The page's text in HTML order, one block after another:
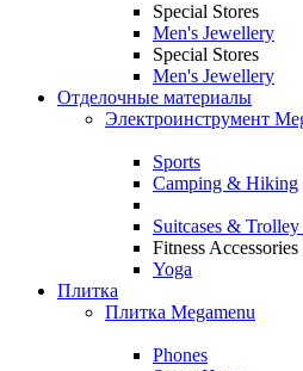
Special Stores
Men's Jewellery
Special Stores
Men's Jewellery
Отделочные материалы
Электроинструмент
Sports
Camping & Hiking
Suitcases & Trolley
Fitness Accessories
Yoga
Плитка
Плитка Megamenu
Phones